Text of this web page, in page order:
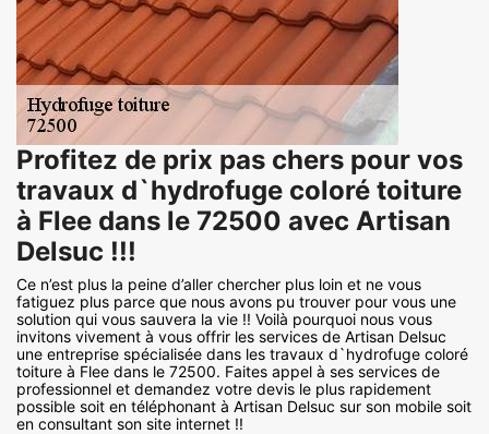
Profitez de prix pas chers pour vos
travaux d`hydrofuge coloré toiture
à Flee dans le 72500 avec Artisan
Delsuc !!!
Ce n’est plus la peine d’aller chercher plus loin et ne vous
fatiguez plus parce que nous avons pu trouver pour vous une
solution qui vous sauvera la vie !! Voilà pourquoi nous vous
invitons vivement à vous offrir les services de Artisan Delsuc
une entreprise spécialisée dans les travaux d`hydrofuge coloré
toiture à Flee dans le 72500. Faites appel à ses services de
professionnel et demandez votre devis le plus rapidement
possible soit en téléphonant à Artisan Delsuc sur son mobile soit
en consultant son site internet !!